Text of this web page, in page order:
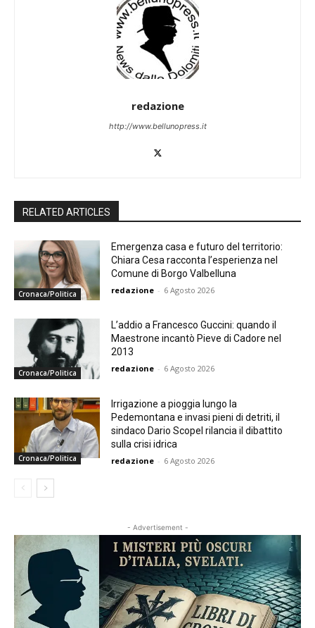
redazione
http://www.bellunopress.it
RELATED ARTICLES
Cronaca/Politica
Emergenza casa e futuro del territorio:
Chiara Cesa racconta l’esperienza nel
Comune di Borgo Valbelluna
redazione - 6 Agosto 2026
Cronaca/Politica
L’addio a Francesco Guccini: quando il
Maestrone incantò Pieve di Cadore nel
2013
redazione - 6 Agosto 2026
Cronaca/Politica
Irrigazione a pioggia lungo la
Pedemontana e invasi pieni di detriti, il
sindaco Dario Scopel rilancia il dibattito
sulla crisi idrica
redazione - 6 Agosto 2026
- Advertisement -